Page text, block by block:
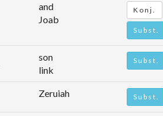
and
Joab
Konj.
Subst.
son
link
Subst.
Zeruiah Subst.